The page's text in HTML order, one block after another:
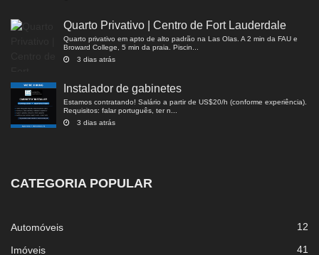
Quarto Privativo | Centro de Fort Lauderdale
Quarto privativo em apto de alto padrão na Las Olas. A 2 min da FAU e
Broward College, 5 min da praia. Piscin...
3 dias atrás
Instalador de gabinetes
Estamos contratando! Salário a partir de US$20/h (conforme experiência).
Requisitos: falar português, ter n...
3 dias atrás
CATEGORIA POPULAR
Automóveis 12
Imóveis 41